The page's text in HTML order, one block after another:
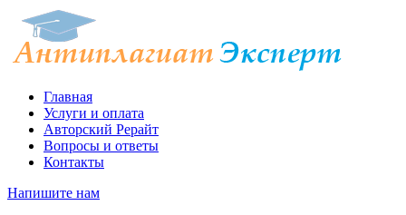
Главная
Услуги и оплата
Авторский Рерайт
Вопросы и ответы
Контакты
Напишите нам